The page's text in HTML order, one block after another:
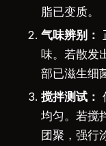
脂已变质。
气味辨别：
味。若散发
部已滋生细
搅拌测试：
均匀。若搅
团聚，强行